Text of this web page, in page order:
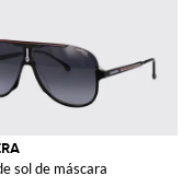
sol de máscara